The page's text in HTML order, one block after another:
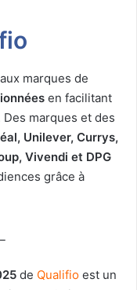
marques de
en facilitant
marques et des
Unilever, Currys,
Vivendi et DPG
grâce à
de Qualifio est un